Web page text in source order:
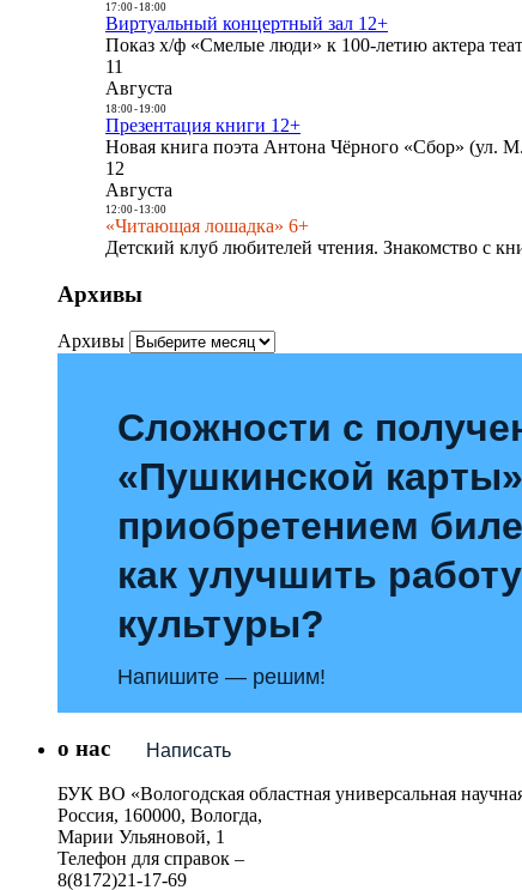
17:00- 18:00
Виртуальный концертный зал 12+
Показ х/ф «Смелые люди» к 100-летию актера
11
Августа
18:00- 19:00
Презентация книги 12+
Новая книга поэта Антона Чёрного «Сбор» (ул.
12
Августа
12:00- 13:00
«Читающая лошадка» 6+
Детский клуб любителей чтения. Знакомство с
Архивы
Архивы
Сложности с
«Пушкинской
приобретением
как улучшить
культуры?
Напишите — решим!
Написать
о нас
БУК ВО «Вологодская областная универсальная
Россия, 160000, Вологда,
Марии Ульяновой, 1
Телефон для справок –
8(8172)21-17-69